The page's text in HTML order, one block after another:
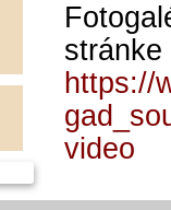
https://
video